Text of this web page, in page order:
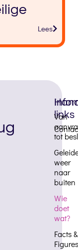
Lees
Van
tot
weer
naar
buiten
Wie
doet
wat?
Facts &
Figures
links